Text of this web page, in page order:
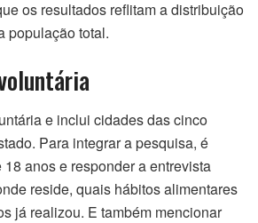
os resultados reflitam a distribuição
população total.
e inclui cidades das cinco
Para integrar a pesquisa, é
anos e responder a entrevista
reside, quais hábitos alimentares
já realizou. E também mencionar